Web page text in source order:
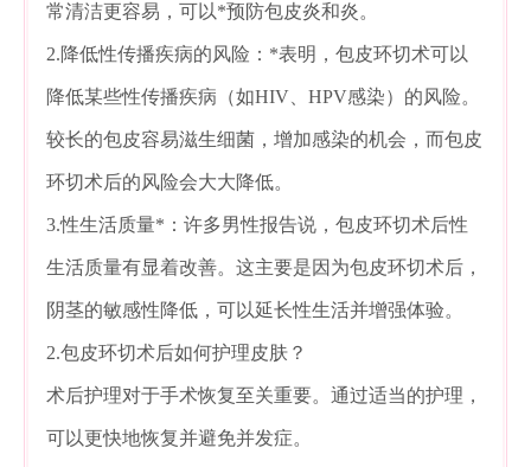
常清洁更容易，可以*预防包皮炎和炎。
2.降低性传播疾病的风险：*表明，包皮环切术可以
降低某些性传播疾病（如HIV、HPV感染）的风险。
较长的包皮容易滋生细菌，增加感染的机会，而包皮
环切术后的风险会大大降低。
3.性生活质量*：许多男性报告说，包皮环切术后性
生活质量有显着改善。这主要是因为包皮环切术后，
阴茎的敏感性降低，可以延长性生活并增强体验。
2.包皮环切术后如何护理皮肤？
术后护理对于手术恢复至关重要。通过适当的护理，
可以更快地恢复并避免并发症。